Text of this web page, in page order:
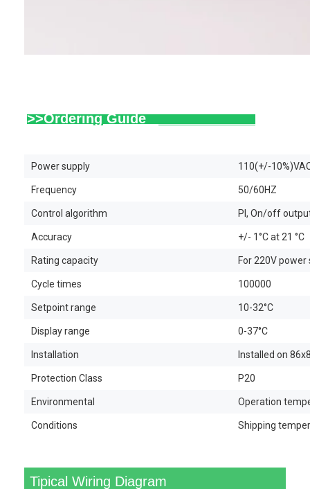
>>Ordering Guide
Power supply 110(+/-
Frequency 50/60HZ
Control algorithm Pl, On/off
Accuracy +/- 1°C at 21 °C
Rating capacity For 220V
Cycle times 100000
Setpoint range 10-32°C
Display range 0-37°C
Installation Installed on
Protection Class P20
Environmental Operation
Conditions Shipping
Tipical Wiring Diagram